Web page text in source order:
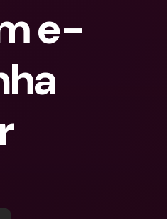
de Crédito
Estrangeiras & IBANs
e Depósitos
Despesas
Blog
Reportar um problema
Documentos Legais
e-